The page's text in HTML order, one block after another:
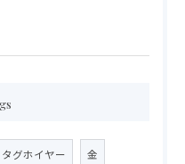
タグホイヤー 金